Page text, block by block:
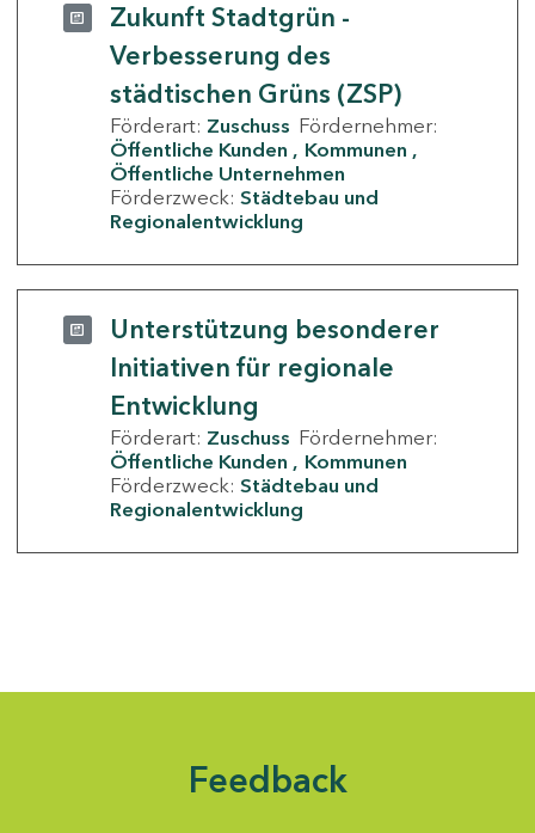
Zukunft Stadtgrün -
Verbesserung des
städtischen Grüns (ZSP)
Förderart: Zuschuss Fördernehmer:
Öffentliche Kunden
Kommunen
Öffentliche Unternehmen
Förderzweck: Städtebau und
Regionalentwicklung
Unterstützung besonderer
Initiativen für regionale
Entwicklung
Förderart: Zuschuss Fördernehmer:
Öffentliche Kunden
Kommunen
Förderzweck: Städtebau und
Regionalentwicklung
Feedback